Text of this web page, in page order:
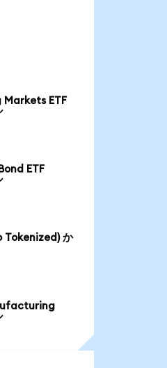
Markets ETF
ETF
Tokenized) か